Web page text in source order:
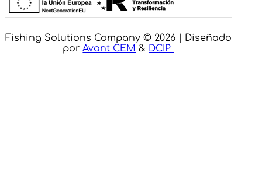
Fishing Solutions Company © 2026 | Diseñado
porAvant CEM & DCIP